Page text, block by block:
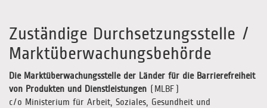
Zuständige Durchsetzungsstelle /
Marktüberwachungsbehörde
Die Marktüberwachungsstelle der Länder für die Barrierefreiheit
von Produkten und Dienstleistungen (MLBF)
c/o Ministerium für Arbeit, Soziales, Gesundheit und